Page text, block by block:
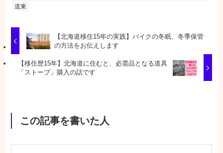
道東
【北海道移住15年の実践】バイクの冬眠、冬季保管
の方法をお伝えします
【移住歴15年】北海道に住むと、必需品となる道具
「ストーブ」購入の話です
この記事を書いた人